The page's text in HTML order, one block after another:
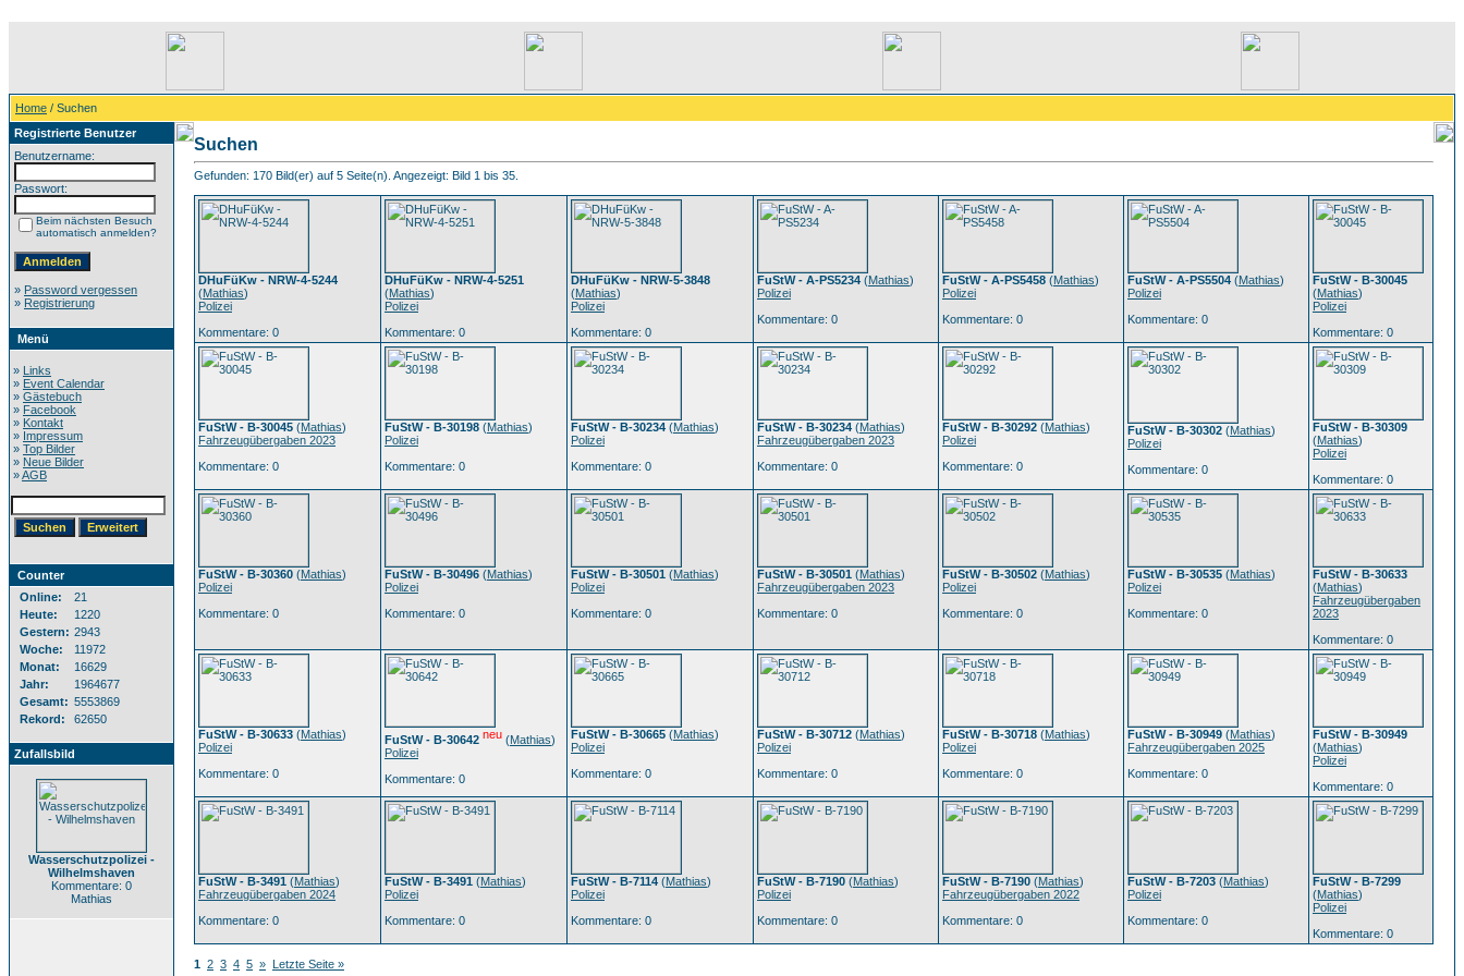
Home / Suchen
Registrierte Benutzer
Benutzername:
Passwort:
Beim nächsten Besuch
automatisch anmelden?
» Password vergessen
» Registrierung
Menü
» Links
» Event Calendar
» Gästebuch
» Facebook
» Kontakt
» Impressum
» Top Bilder
» Neue Bilder
»AGB
Counter
Online:
21
Heute:
1220
Gestern: 2943
Woche:
11972
Monat:
16629
Jahr:
1964677
Gesamt: 5553869
Rekord:
62650
Zufallsbild
Wasserschutzpolizei -
Wilhelmshaven
Kommentare: 0
Mathias
Suchen
Gefunden: 170 Bild(er) auf 5 Seite(n). Angezeigt: Bild 1 bis 35.
DHuFüKw - NRW-4-5244
(Mathias)
Polizei
Kommentare: 0
DHuFüKw - NRW-4-5251
(Mathias)
Polizei
Kommentare: 0
DHuFüKw - NRW-5-3848
(Mathias)
Polizei
Kommentare: 0
FuStW - A-PS5234 (Mathias)
Polizei
Kommentare: 0
FuStW - A-PS5458 (Mathias)
Polizei
Kommentare: 0
FuStW - A-PS5504 (Mathias)
Polizei
Kommentare: 0
FuStW - B-30045
(Mathias)
Polizei
Kommentare: 0
FuStW - B-30045 (Mathias)
Fahrzeugübergaben 2023
Kommentare: 0
FuStW - B-30198 (Mathias)
Polizei
Kommentare: 0
FuStW - B-30234 (Mathias)
Polizei
Kommentare: 0
FuStW - B-30234 (Mathias)
Fahrzeugübergaben 2023
Kommentare: 0
FuStW - B-30292 (Mathias)
Polizei
Kommentare: 0
FuStW - B-30302 (Mathias)
Polizei
Kommentare: 0
FuStW - B-30309
(Mathias)
Polizei
Kommentare: 0
FuStW - B-30360 (Mathias)
Polizei
Kommentare: 0
FuStW - B-30496 (Mathias)
Polizei
Kommentare: 0
FuStW - B-30501 (Mathias)
Polizei
Kommentare: 0
FuStW - B-30501 (Mathias)
Fahrzeugübergaben 2023
Kommentare: 0
FuStW - B-30502 (Mathias)
Polizei
Kommentare: 0
FuStW - B-30535 (Mathias)
Polizei
Kommentare: 0
FuStW - B-30633
(Mathias)
Fahrzeugübergaben
2023
Kommentare: 0
FuStW - B-30633 (Mathias)
Polizei
Kommentare: 0
FuStW - B-30642 neu (Mathias)
Polizei
Kommentare: 0
FuStW - B-30665 (Mathias)
Polizei
Kommentare: 0
FuStW - B-30712 (Mathias)
Polizei
Kommentare: 0
FuStW - B-30718 (Mathias)
Polizei
Kommentare: 0
FuStW - B-30949 (Mathias)
Fahrzeugübergaben 2025
Kommentare: 0
FuStW - B-30949
(Mathias)
Polizei
Kommentare: 0
FuStW - B-3491 (Mathias)
Fahrzeugübergaben 2024
Kommentare: 0
FuStW - B-3491 (Mathias)
Polizei
Kommentare: 0
FuStW - B-7114 (Mathias)
Polizei
Kommentare: 0
FuStW - B-7190 (Mathias)
Polizei
Kommentare: 0
FuStW - B-7190 (Mathias)
Fahrzeugübergaben 2022
Kommentare: 0
FuStW - B-7203 (Mathias)
Polizei
Kommentare: 0
FuStW - B-7299
(Mathias)
Polizei
Kommentare: 0
1 2 3 4 5 » Letzte Seite »